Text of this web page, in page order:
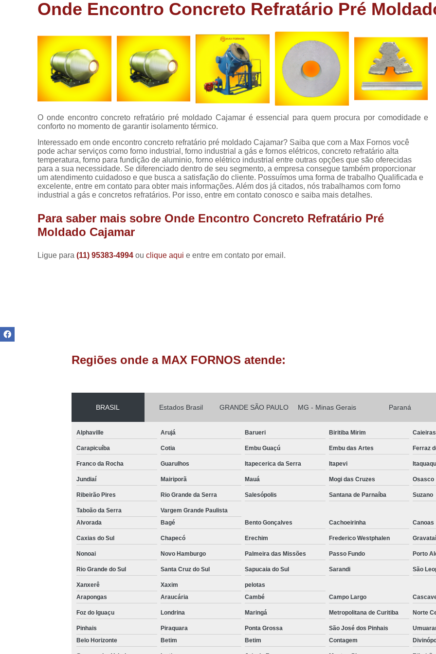
aluminio
alumínio
Fornos de
Fornos de
industrial
Fornos
elétricos
Fornos
industriais
Fornos para
alumínio
Fornos para
fusão de
Manutenção
Reformas de
Resistências
Forno Cadinho para Fundição de
Forno de Fundição de Peças de Aluminio
Forno Industrial de Fundição de Peças de
Forno de Fundir Peças de Alumínio
Forno Industrial de Fundir Alumínio
Forno Industrial Fundir Alumínio
Forno para Fundir Peça de Alumínio
Fornos Fundir Alumínio
Fornos para Fundir
Forno a Oleo para Fundição
Forno a Oleo para Fundição de Bronze
Forno a Oleo Queimado
Forno de
Forno para
Forno Basculante de Alumínio
Forno
Forno Basculante Manual
Forno Basculante
Forno
Forno para Fundir Peças de Alumínio
Forno de Fusão
Forno de Fusão
Forno de Fusão de Metais
Forno de
Forno de Fusão para Zamac
Forno de
Forno para Fusão de Metais
Forno Industrial a Gás para Fusão de Aluminio
Forno Industrial a Gás para Fusão
Forno Industrial para Fusão
Forno Industrial para Fusão de Metal
Forno para Fusão Industrial
Forno
Forno Elétrico Industrial Novo
Forno
Forno Elétrico para Derreter Ouro
Forno Elétrico para Fundição
Forno Elétrico para Indústria
Empresas de Fornos Industriais
Onde Encontro Concreto Refratário Pré
O onde encontro concreto refratário pré moldado Cajamar é essencial para quem procura por comodidade e
conforto no momento de garantir isolamento térmico.
Interessado em onde encontro concreto refratário pré moldado Cajamar? Saiba que com a Max Fornos você
pode achar serviços como forno industrial, forno industrial a gás e fornos elétricos, concreto refratário alta
temperatura, forno para fundição de aluminio, forno elétrico industrial entre outras opções que são oferecidas
para a sua necessidade. Se diferenciado dentro de seu segmento, a empresa consegue também proporcionar
um atendimento cuidadoso e que busca a satisfação do cliente. Possuímos uma forma de trabalho Qualificada e
excelente, entre em contato para obter mais informações. Além dos já citados, nós trabalhamos com forno
industrial a gás e concretos refratários. Por isso, entre em contato conosco e saiba mais detalhes.
Para saber mais sobre Onde Encontro Concreto Refratário Pré
Moldado Cajamar
Ligue para(11) 95383-4994ouclique aqui e entre em contato por email.
Regiões onde a MAX FORNOS atende:
BRASIL Estados Brasil GRANDE SÃO PAULO MG - Minas Gerais Paraná
Alphaville Arujá Barueri Biritiba Mirim Caieiras
Carapicuíba Cotia Embu Guaçú Embu das Artes Ferraz
Franco da Rocha Guarulhos Itapecerica da Serra Itapevi
Jundiaí Mairiporã Mauá Mogi das Cruzes Osasco
Ribeirão Pires Rio Grande da Serra Salesópolis Santana de Parnaíba Suzano
Taboão da Serra
Vargem Grande Paulista
Alvorada
Bagé Bento Gonçalves Cachoeirinha Canoas
Caxias do Sul Chapecó Erechim Frederico Westphalen Gravataí
Nonoai Novo Hamburgo Palmeira das Missões Passo Fundo Porto
Rio Grande do Sul Santa Cruz do Sul Sapucaia do Sul Sarandi São
Xanxerê Xaxim
pelotas
Arapongas
Araucária Cambé Campo Largo
Foz do Iguaçu Londrina Maringá Metropolitana de Curitiba Norte
Pinhais Piraquara Ponta Grossa São José dos Pinhais
Belo Horizonte
Betim Betim Contagem